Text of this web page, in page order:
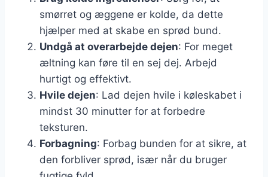
smørret og æggene er kolde, da dette
hjælper med at skabe en sprød bund.
Undgå at overarbejde dejen: For meget
æltning kan føre til en sej dej. Arbejd
hurtigt og effektivt.
Hvile dejen: Lad dejen hvile i køleskabet i
mindst 30 minutter for at forbedre
teksturen.
Forbagning: Forbag bunden for at sikre, at
den forbliver sprød, især når du bruger